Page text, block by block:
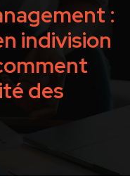
:
indivision
des